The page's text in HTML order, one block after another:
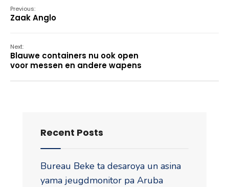
Previous:
Zaak Anglo
Next:
Blauwe containers nu ook open
voor messen en andere wapens
Recent Posts
Bureau Beke ta desaroya un asina
yama jeugdmonitor pa Aruba